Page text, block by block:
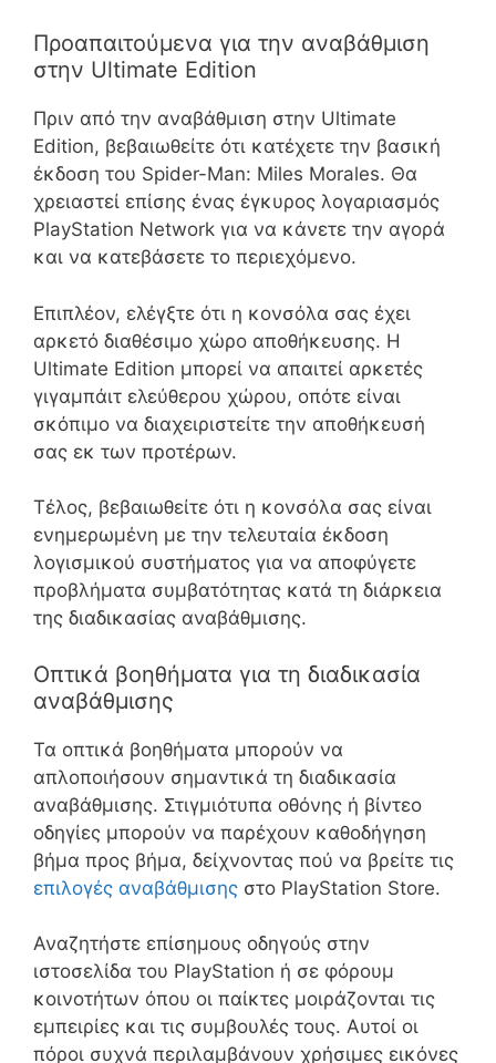
Προαπαιτούμενα για την αναβάθμιση
στην Ultimate Edition
Πριν από την αναβάθμιση στην Ultimate
Edition, βεβαιωθείτε ότι κατέχετε την βασική
έκδοση του Spider-Man: Miles Morales. Θα
χρειαστεί επίσης ένας έγκυρος λογαριασμός
PlayStation Network για να κάνετε την αγορά
και να κατεβάσετε το περιεχόμενο.
Επιπλέον, ελέγξτε ότι η κονσόλα σας έχει
αρκετό διαθέσιμο χώρο αποθήκευσης. Η
Ultimate Edition μπορεί να απαιτεί αρκετές
γιγαμπάιτ ελεύθερου χώρου, οπότε είναι
σκόπιμο να διαχειριστείτε την αποθήκευσή
σας εκ των προτέρων.
Τέλος, βεβαιωθείτε ότι η κονσόλα σας είναι
ενημερωμένη με την τελευταία έκδοση
λογισμικού συστήματος για να αποφύγετε
προβλήματα συμβατότητας κατά τη διάρκεια
της διαδικασίας αναβάθμισης.
Οπτικά βοηθήματα για τη διαδικασία
αναβάθμισης
Τα οπτικά βοηθήματα μπορούν να
απλοποιήσουν σημαντικά τη διαδικασία
αναβάθμισης. Στιγμιότυπα οθόνης ή βίντεο
οδηγίες μπορούν να παρέχουν καθοδήγηση
βήμα προς βήμα, δείχνοντας πού να βρείτε τις
επιλογές αναβάθμισης στο PlayStation Store.
Αναζητήστε επίσημους οδηγούς στην
ιστοσελίδα του PlayStation ή σε φόρουμ
κοινοτήτων όπου οι παίκτες μοιράζονται τις
εμπειρίες και τις συμβουλές τους. Αυτοί οι
πόροι συχνά περιλαμβάνουν χρήσιμες εικόνες